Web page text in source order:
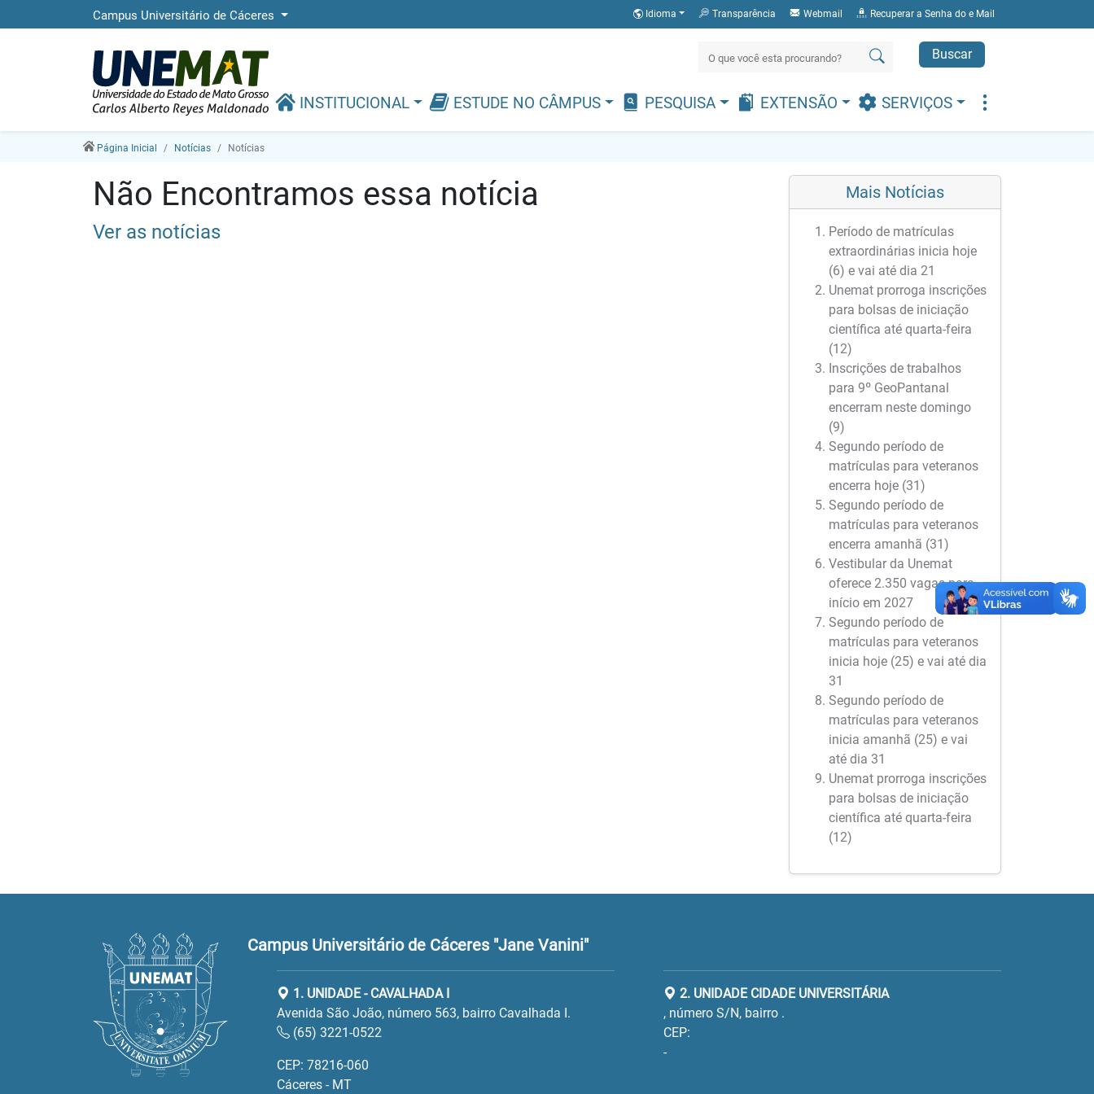
Campus Universitário de Cáceres Idioma Transparência Webmail Recuperar a Senha do e Mail
Buscar
INSTITUCIONAL ESTUDE NO CÂMPUS PESQUISA EXTENSÃO SERVIÇOS
Página Inicial Notícias Notícias
Não Encontramos essa notícia
Ver as notícias
Mais Notícias
Período de matrículas
extraordinárias inicia hoje
(6) e vai até dia 21
Unemat prorroga inscrições
para bolsas de iniciação
científica até quarta-feira
(12)
Inscrições de trabalhos
para 9º GeoPantanal
encerram neste domingo
(9)
Segundo período de
matrículas para veteranos
encerra hoje (31)
Segundo período de
matrículas para veteranos
encerra amanhã (31)
Vestibular da Unemat
oferece 2.350 vagas para
início em 2027
Segundo período de
matrículas para veteranos
inicia hoje (25) e vai até dia
31
Segundo período de
matrículas para veteranos
inicia amanhã (25) e vai
até dia 31
Unemat prorroga inscrições
para bolsas de iniciação
científica até quarta-feira
(12)
Campus Universitário de Cáceres "Jane Vanini"
1. UNIDADE - CAVALHADA I
Avenida São João, número 563, bairro Cavalhada I.
(65) 3221-0522
CEP: 78216-060
Cáceres - MT
2. UNIDADE CIDADE UNIVERSITÁRIA
, número S/N, bairro .
CEP:
-